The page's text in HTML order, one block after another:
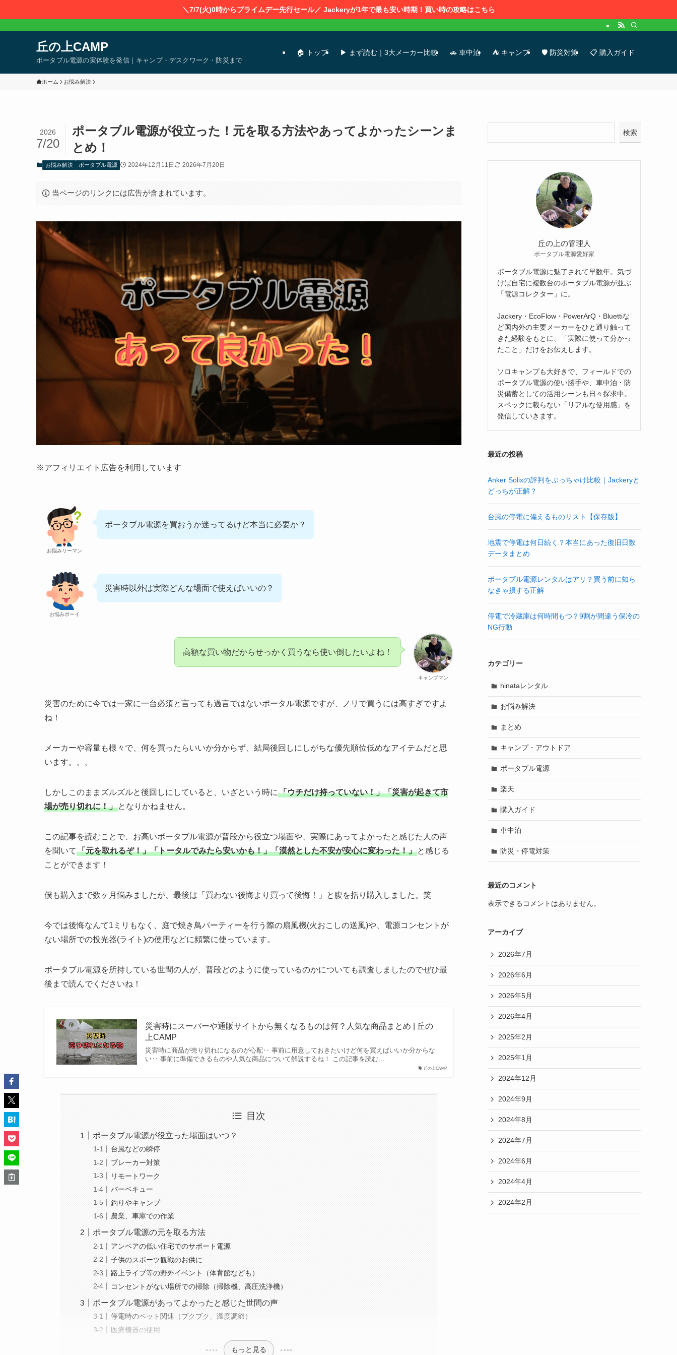
＼7/7(火)0時からプライムデー先行セール／ Jackeryが1年で最も安い時期！買い時の攻略はこちら
丘の上CAMP
ポータブル電源の実体験を発信｜キャンプ・デスクワーク・防災まで
🏠 トップ ▶ まず読む｜3大メーカー比較 🚗 車中泊 ⛺ キャンプ 🛡 防災対策 📋 購入ガイド
ホーム お悩み解決
ポータブル電源が役立った！元を取る方法やあってよかったシーンま
とめ！
2026
7/20
お悩み解決 ポータブル電源 2024年12月11日 2026年7月20日
当ページのリンクには広告が含まれています。
※アフィリエイト広告を利用しています
お悩みリーマン
ポータブル電源を買おうか迷ってるけど本当に必要か？
お悩みボーイ
災害時以外は実際どんな場面で使えばいいの？
キャンプマン
高額な買い物だからせっかく買うなら使い倒したいよね！
災害のために今では一家に一台必須と言っても過言ではないポータル電源ですが、ノリで買うには高すぎですよ
ね！
メーカーや容量も様々で、何を買ったらいいか分からず、結局後回しにしがちな優先順位低めなアイテムだと思
います。。。
しかしこのままズルズルと後回しにしていると、いざという時に 「ウチだけ持っていない！」「災害が起きて市
場が売り切れに！」 となりかねません。
この記事を読むことで、お高いポータブル電源が普段から役立つ場面や、実際にあってよかったと感じた人の声
を聞いて 「元を取れるぞ！」「トータルでみたら安いかも！」「漠然とした不安が安心に変わった！」 と感じる
ことができます！
僕も購入まで数ヶ月悩みましたが、最後は「買わない後悔より買って後悔！」と腹を括り購入しました。笑
今では後悔なんて1ミリもなく、庭で焼き鳥パーティーを行う際の扇風機(火おこしの送風)や、電源コンセントが
ない場所での投光器(ライト)の使用などに頻繁に使っています。
ポータブル電源を所持している世間の人が、普段どのように使っているのかについても調査しましたのでぜひ最
後まで読んでくださいね！
丘の上CAMP
災害時にスーパーや通販サイトから無くなるものは何？人気な商品まとめ | 丘の
上CAMP
災害時に商品が売り切れになるのが心配‥ 事前に用意しておきたいけど何を買えばいいか分からな
い‥ 事前に準備できるものや人気な商品について解説するね！ この記事を読む…
目次
ポータブル電源が役立った場面はいつ？
台風などの瞬停
ブレーカー対策
リモートワーク
バーベキュー
釣りやキャンプ
農業、車庫での作業
ポータブル電源の元を取る方法
アンペアの低い住宅でのサポート電源
子供のスポーツ観戦のお供に
路上ライブ等の野外イベント（体育館なども）
コンセントがない場所での掃除（掃除機、高圧洗浄機）
ポータブル電源があってよかったと感じた世間の声
停電時のペット関連（ブクブク、温度調節）
医療機器の使用
もっと見る
検索
丘の上の管理人
ポータブル電源愛好家
ポータブル電源に魅了されて早数年。気づ
けば自宅に複数台のポータブル電源が並ぶ
「電源コレクター」に。
Jackery・EcoFlow・PowerArQ・Bluettiな
ど国内外の主要メーカーをひと通り触って
きた経験をもとに、「実際に使って分かっ
たこと」だけをお伝えします。
ソロキャンプも大好きで、フィールドでの
ポータブル電源の使い勝手や、車中泊・防
災備蓄としての活用シーンも日々探求中。
スペックに載らない「リアルな使用感」を
発信していきます。
最近の投稿
Anker Solixの評判をぶっちゃけ比較｜Jackeryと
どっちが正解？
台風の停電に備えるものリスト【保存版】
地震で停電は何日続く？本当にあった復旧日数
データまとめ
ポータブル電源レンタルはアリ？買う前に知ら
なきゃ損する正解
停電で冷蔵庫は何時間もつ？9割が間違う保冷の
NG行動
カテゴリー
hinataレンタル
お悩み解決
まとめ
キャンプ・アウトドア
ポータブル電源
楽天
購入ガイド
車中泊
防災・停電対策
最近のコメント
表示できるコメントはありません。
アーカイブ
2026年7月
2026年6月
2026年5月
2026年4月
2025年2月
2025年1月
2024年12月
2024年9月
2024年8月
2024年7月
2024年6月
2024年4月
2024年2月